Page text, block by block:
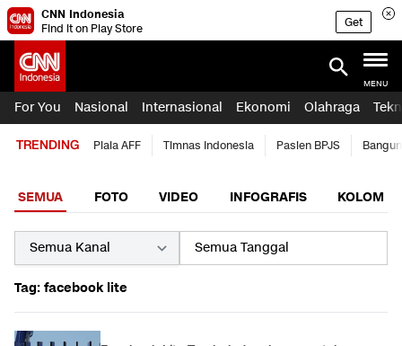
CNN Indonesia
Find it on Play Store
Get
MENU
For You Nasional Internasional Ekonomi Olahraga
TRENDING Piala AFF Timnas Indonesia Pasien BPJS
SEMUA FOTO VIDEO INFOGRAFIS KOLOM
Tag: facebook lite